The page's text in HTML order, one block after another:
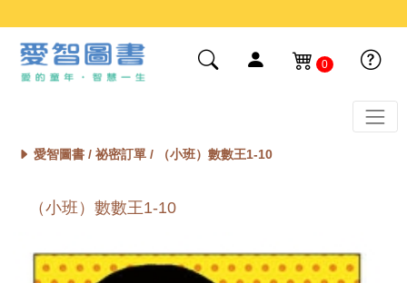
0
愛智圖書 / 祕密訂單/ （小班）數數王1-10
（小班）數數王1-10